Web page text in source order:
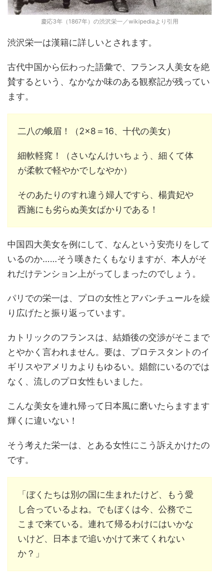
慶応3年（1867年）の渋沢栄一／wikipediaより引用
渋沢栄一は漢籍に詳しいとされます。
古代中国から伝わった語彙で、フランス人美女を絶
賛するという、なかなか味のある観察記が残ってい
ます。
二八の蛾眉！（2×8＝16、十代の美女）
細軟軽窕！（さいなんけいちょう、細くて体
が柔軟で軽やかでしなやか）
そのあたりのすれ違う婦人ですら、楊貴妃や
西施にも劣らぬ美女ばかりである！
中国四大美女を例にして、なんという安売りをして
いるのか……そう嘆きたくもなりますが、本人がそ
れだけテンション上がってしまったのでしょう。
パリでの栄一は、プロの女性とアバンチュールを繰
り広げたと振り返っています。
カトリックのフランスは、結婚後の交渉がそこまで
とやかく言われません。要は、プロテスタントのイ
ギリスやアメリカよりもゆるい。娼館にいるのでは
なく、流しのプロ女性もいました。
こんな美女を連れ帰って日本風に磨いたらますます
輝くに違いない！
そう考えた栄一は、とある女性にこう訴えかけたの
です。
「ぼくたちは別の国に生まれたけど、もう愛
し合っているよね。でもぼくは今、公務でこ
こまで来ている。連れて帰るわけにはいかな
いけど、日本まで追いかけて来てくれない
か？」